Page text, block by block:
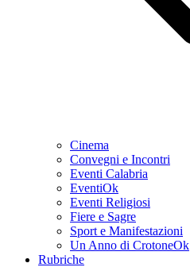
Cinema
Convegni e Incontri
Eventi Calabria
EventiOk
Eventi Religiosi
Fiere e Sagre
Sport e Manifestazioni
Un Anno di CrotoneOk
Rubriche